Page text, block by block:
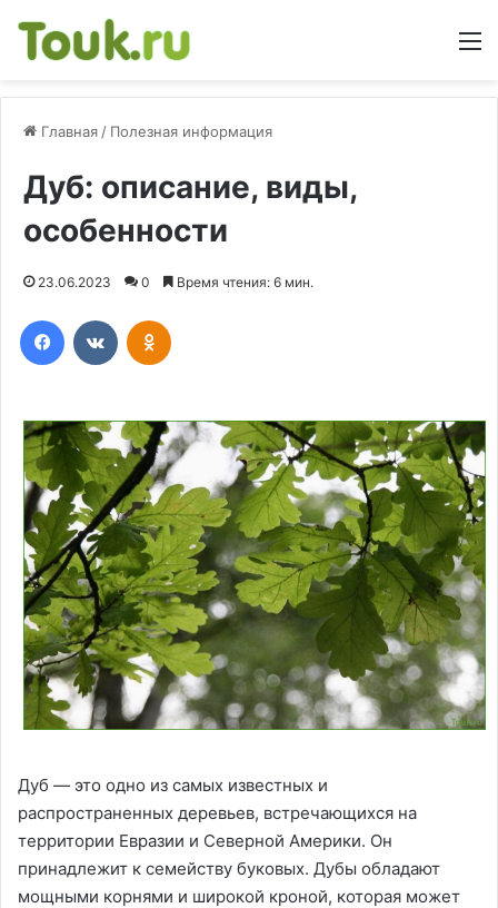
Главная / Полезная информация
Дуб: описание, виды,
особенности
23.06.2023 0 Время чтения: 6 мин.
Дуб — это одно из самых известных и
распространенных деревьев, встречающихся на
территории Евразии и Северной Америки. Он
принадлежит к семейству буковых. Дубы обладают
мощными корнями и широкой кроной, которая может